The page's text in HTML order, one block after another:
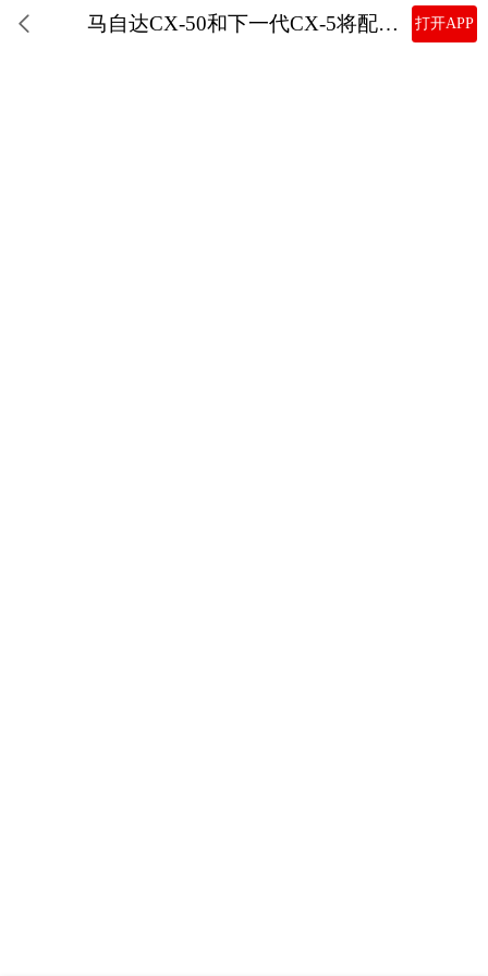
马自达CX-50和下一代CX-5将配备混合动力系统 打开APP